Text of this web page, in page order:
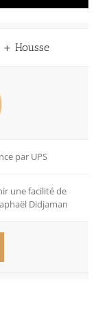
+ Housse
par UPS
une facilité de
Didjaman